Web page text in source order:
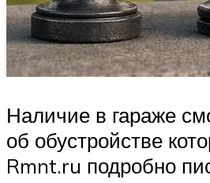
Наличие в гараже
об обустройстве
Rmnt.ru подробно